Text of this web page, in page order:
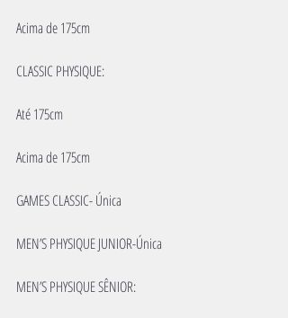
Acima de 175cm
CLASSIC PHYSIQUE:
Até 175cm
Acima de 175cm
GAMES CLASSIC- Única
MEN’S PHYSIQUE JUNIOR-Única
MEN’S PHYSIQUE SÊNIOR: